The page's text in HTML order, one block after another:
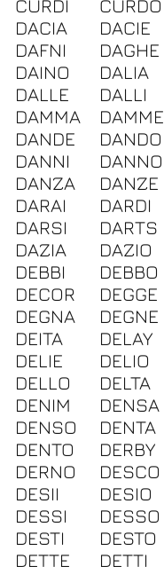
CURDI CURDO
DACIA
DACIE
DAFNI
DAGHE
DAINO
DALIA
DALLE
DALLI
DAMMA
DAMME
DANDE
DANDO
DANNI
DANNO
DANZA
DANZE
DARAI
DARDI
DARSI
DARTS
DAZIA
DAZIO
DEBBI
DEBBO
DECOR
DEGGE
DEGNA
DEGNE
DEITA
DELAY
DELIE
DELIO
DELLO
DELTA
DENIM
DENSA
DENSO
DENTA
DENTO
DERBY
DERNO
DESCO
DESII
DESIO
DESSI
DESSO
DESTI
DESTO
DETTE
DETTI